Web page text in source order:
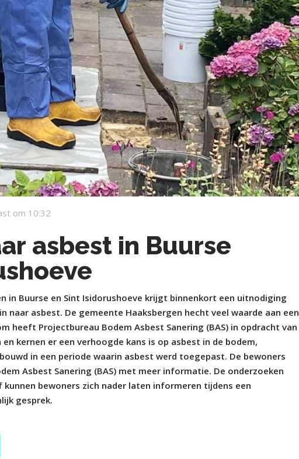
om 10:32
asbest in Buurse
in Buurse en Sint Isidorushoeve krijgt binnenkort een uitnodiging
naar asbest. De gemeente Haaksbergen hecht veel waarde aan een
heeft Projectbureau Bodem Asbest Sanering (BAS) in opdracht van
kernen er een verhoogde kans is op asbest in de bodem,
in een periode waarin asbest werd toegepast. De bewoners
Asbest Sanering (BAS) met meer informatie. De onderzoeken
bewoners zich nader laten informeren tijdens een
gesprek.